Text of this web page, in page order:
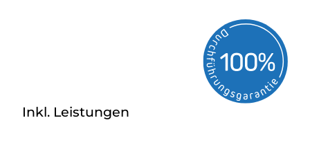
Inkl. Leistungen